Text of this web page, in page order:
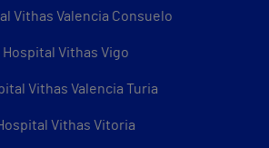
Vithas Valencia Consuelo
Hospital Vithas Vigo
Vithas Valencia Turia
Vithas Vitoria